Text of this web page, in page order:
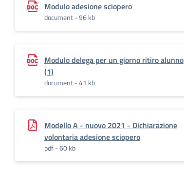
Modulo adesione sciopero
document - 96 kb
Modulo delega per un giorno ritiro alunno
(1)
document - 41 kb
Modello A - nuovo 2021 - Dichiarazione
volontaria adesione sciopero
pdf - 60 kb